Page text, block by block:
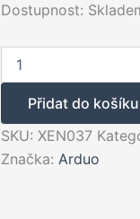
Dostupnost:
výbojky
D4S,
4300K,
35W
(2
ks
Přidat do košíku
SKU:XEN037
Značka:Arduo